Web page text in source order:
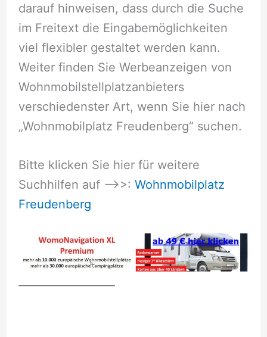
darauf hinweisen, dass durch die Suche
im Freitext die Eingabemöglichkeiten
viel flexibler gestaltet werden kann.
Weiter finden Sie Werbeanzeigen von
Wohnmobilstellplatzanbieters
verschiedenster Art, wenn Sie hier nach
„Wohnmobilplatz Freudenberg“ suchen.
Bitte klicken Sie hier für weitere
Suchhilfen auf –>>: Wohnmobilplatz
Freudenberg